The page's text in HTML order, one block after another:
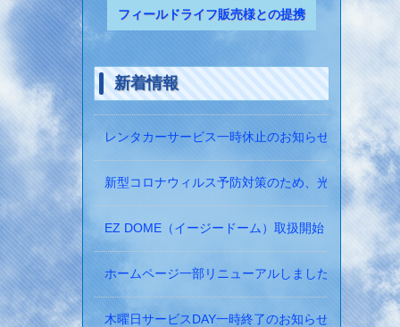
フィールドライフ販売様との提携
新着情報
レンタカーサービス一時休止のお知らせ
新型コロナウィルス予防対策のため、光触媒の除菌
EZ DOME（イージードーム）取扱開始！
ホームページ一部リニューアルしました
木曜日サービスDAY一時終了のお知らせ